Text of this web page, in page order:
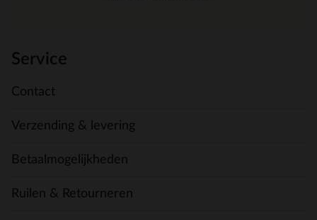
Service
Contact
Verzending & levering
Betaalmogelijkheden
Ruilen & Retourneren